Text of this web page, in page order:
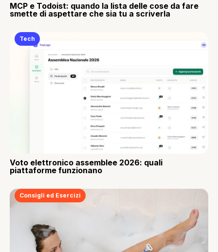
MCP e Todoist: quando la lista delle cose da fare
smette di aspettare che sia tu a scriverla
Tech
Voto elettronico assemblee 2026: quali
piattaforme funzionano
Consigli ed Esercizi